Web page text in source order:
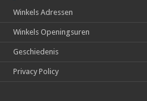
Winkels Adressen
Winkels Openingsuren
Geschiedenis
Privacy Policy